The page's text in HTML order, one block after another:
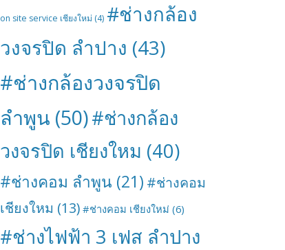
on site service เชียงใหม่ (4) #ช่างกล้อง
วงจรปิด ลำปาง (43)
#ช่างกล้องวงจรปิด
ลำพูน (50)#ช่างกล้อง
วงจรปิด เชียงใหม (40)
#ช่างคอม ลำพูน (21) #ช่างคอม
เชียงใหม (13) #ช่างคอม เชียงใหม่ (6)
#ช่างไฟฟ้า 3 เฟส ลำปาง